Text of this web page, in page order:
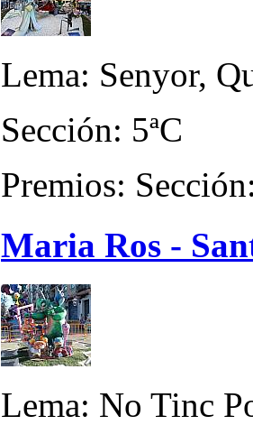
Lema: Senyor,
Sección: 5ªC
Premios:
Maria Ros -
Lema: No Tinc